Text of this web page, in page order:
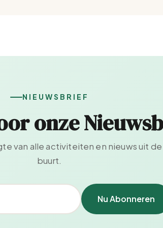
NIEUWSBRIEF
onze
van alle activiteiten en nieuws uit de
buurt.
Nu Abonneren